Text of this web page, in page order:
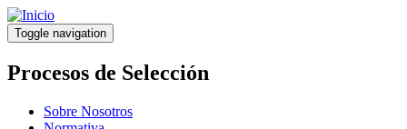
Pasar
al
contenido
principal
Toggle navigation
Procesos de Selección
Sobre Nosotros